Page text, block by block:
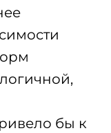
бы к